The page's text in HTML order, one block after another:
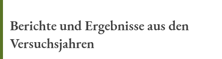
Berichte und Ergebnisse aus den
Versuchsjahren